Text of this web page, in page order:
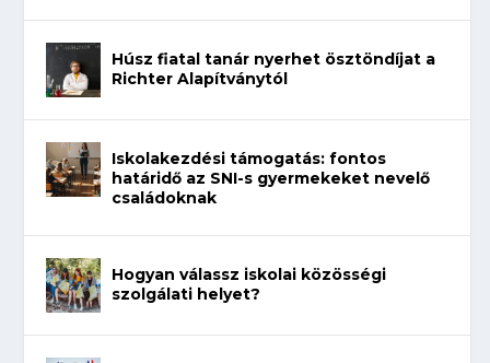
Húsz fiatal tanár nyerhet ösztöndíjat a
Richter Alapítványtól
Iskolakezdési támogatás: fontos
határidő az SNI-s gyermekeket nevelő
családoknak
Hogyan válassz iskolai közösségi
szolgálati helyet?